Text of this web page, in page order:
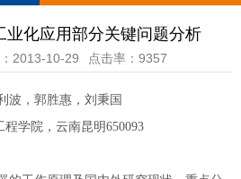
业化应用部分关键问题分析
2013-10-29 点击率：9357
波，郭胜惠，刘秉国
学院，云南昆明650093